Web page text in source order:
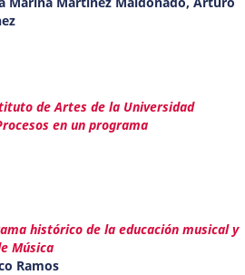
de Artes de la Universidad
en un programa
histórico de la educación musical y
Música
Ramos